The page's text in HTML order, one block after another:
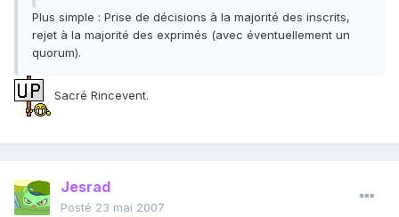
Plus simple : Prise de décisions à la majorité des inscrits,
rejet à la majorité des exprimés (avec éventuellement un
quorum).
Sacré Rincevent.
Jesrad
Posté 23 mai 2007